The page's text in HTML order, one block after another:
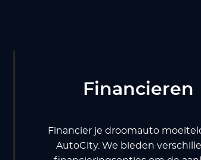
Financieren
Financier je droomauto
AutoCity. We bieden